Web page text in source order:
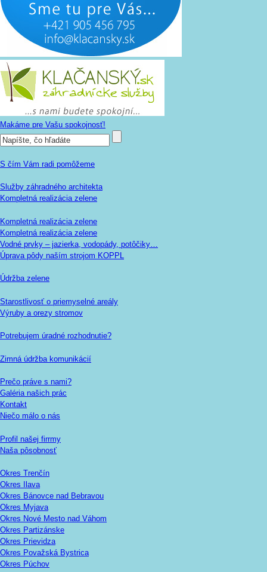
Makáme pre Vašu spokojnosť!
S čím Vám radi pomôžeme
Služby záhradného architekta
Kompletná realizácia zelene
Kompletná realizácia zelene
Kompletná realizácia zelene
Vodné prvky – jazierka, vodopády, potôčiky…
Úprava pôdy naším strojom KOPPL
Údržba zelene
Starostlivosť o priemyselné areály
Výruby a orezy stromov
Potrebujem úradné rozhodnutie?
Zimná údržba komunikácií
Prečo práve s nami?
Galéria našich prác
Kontakt
Niečo málo o nás
Profil našej firrmy
Naša pôsobnosť
Okres Trenčín
Okres Ilava
Okres Bánovce nad Bebravou
Okres Myjava
Okres Nové Mesto nad Váhom
Okres Partizánske
Okres Prievidza
Okres Považská Bystrica
Okres Púchov